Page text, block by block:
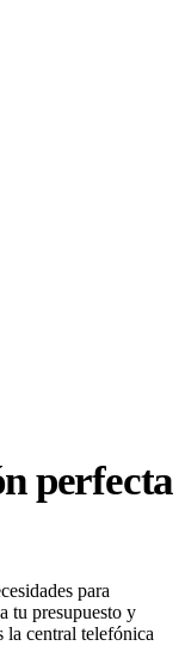
perfecta
para
tu presupuesto y
la central telefónica